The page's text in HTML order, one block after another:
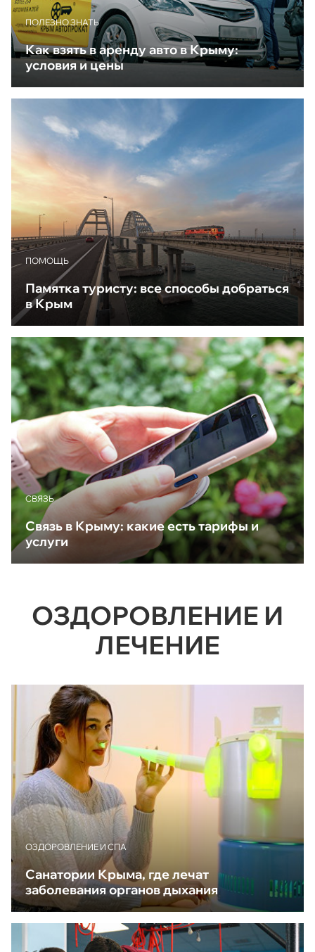
ПОЛЕЗНО ЗНАТЬ
Как взять в аренду авто в Крыму:
условия и цены
ПОМОЩЬ
Памятка туристу: все способы добраться
в Крым
CВЯЗЬ
Связь в Крыму: какие есть тарифы и
услуги
ОЗДОРОВЛЕНИЕ И
ЛЕЧЕНИЕ
ОЗДОРОВЛЕНИЕ И СПА
Санатории Крыма, где лечат
заболевания органов дыхания